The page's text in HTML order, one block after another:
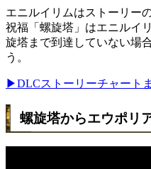
エニルイリムはストーリー
祝福「螺旋塔」はエニルイ
旋塔まで到達していない場
う。
▶DLCストーリーチャート
螺旋塔からエウポリ